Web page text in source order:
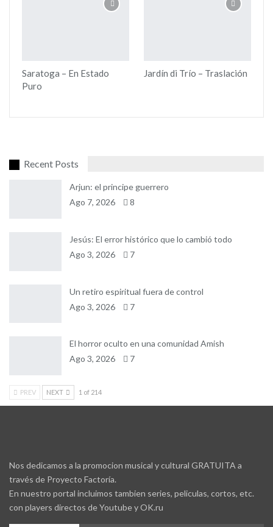
Saratoga – En Estado
Puro
Jardín di Trío – Traslación
Recent Posts
Arjun: el principe guerrero
Ago 7, 2026
8
Jesús: El error histórico que lo cambió todo
Ago 3, 2026
7
Un retiro espiritual fuera de control
Ago 3, 2026
7
El horror oculto en una comunidad Amish
Ago 3, 2026
7
PREV NEXT 1 of 214
Nos dedicamos a la promocion musical y cultural GRATUITA a
través de Proyecto Factoría.
En nuestro portal incluimos tambien series, peliculas, cortos, etc.
con players directos de Youtube y OK.ru